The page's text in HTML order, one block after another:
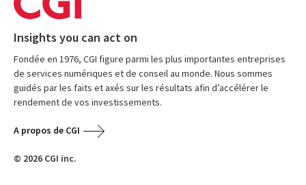
Insights you can act on
Fondée en 1976, CGI figure parmi les plus importantes entreprises
de services numériques et de conseil au monde. Nous sommes
guidés par les faits et axés sur les résultats afin d’accélérer le
rendement de vos investissements.
A propos de CGI
© 2026 CGI inc.